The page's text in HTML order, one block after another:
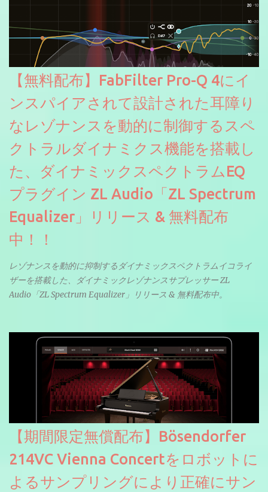
【無料配布】FabFilter Pro-Q 4にイ
ンスパイアされて設計された耳障り
なレゾナンスを動的に制御するスペ
クトラルダイナミクス機能を搭載し
た、ダイナミックスペクトラムEQ
プラグイン ZL Audio「ZL Spectrum
Equalizer」リリース & 無料配布
中！！
レゾナンスを動的に抑制するダイナミックスペクトラムイコライ
ザーを搭載した、ダイナミックレゾナンスサプレッサー ZL
Audio「ZL Spectrum Equalizer」リリース & 無料配布中。
【期間限定無償配布】Bösendorfer
214VC Vienna Concertをロボットに
よるサンプリングにより正確にサン